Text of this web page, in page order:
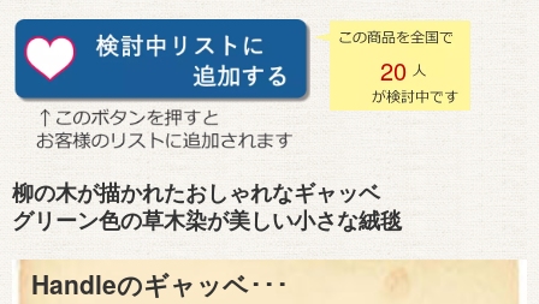
20
柳の木が描かれたおしゃれなギャッベ
グリーン色の草木染が美しい小さな絨毯
Handleのギャッベ･･･